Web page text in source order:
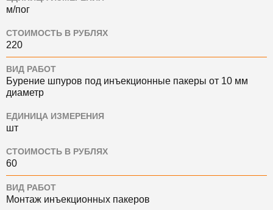
м/пог
СТОИМОСТЬ В РУБЛЯХ
220
ВИД РАБОТ
Бурение шпуров под инъекционные пакеры от 10 мм
диаметр
ЕДИНИЦА ИЗМЕРЕНИЯ
шт
СТОИМОСТЬ В РУБЛЯХ
60
ВИД РАБОТ
Монтаж инъекционных пакеров